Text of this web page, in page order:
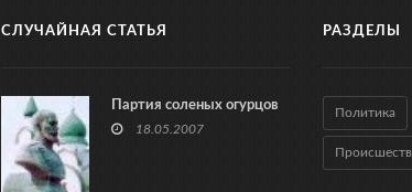
СЛУЧАЙНАЯ СТАТЬЯ
Партия соленых огурцов
18.05.2007
РАЗДЕЛЫ
Политика